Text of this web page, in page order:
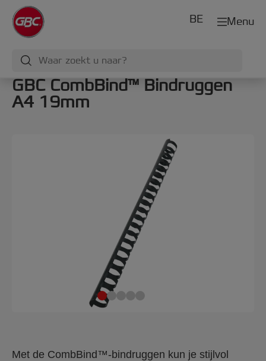
Menu
BE
GBC CombBind™ Bindruggen
A4 19mm
Met de CombBind™-bindruggen kun je stijlvol